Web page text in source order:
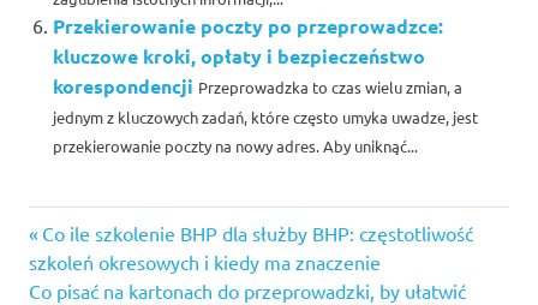
Przekierowanie poczty po przeprowadzce:
kluczowe kroki, opłaty i bezpieczeństwo
korespondencji Przeprowadzka to czas wielu zmian, a
jednym z kluczowych zadań, które często umyka uwadze, jest
przekierowanie poczty na nowy adres. Aby uniknąć...
Nawigacja
wpisu
Previous
Post:
Co ile szkolenie BHP dla służby BHP: częstotliwość
szkoleń okresowych i kiedy ma znaczenie
Next
Co pisać na kartonach do przeprowadzki, by ułatwić